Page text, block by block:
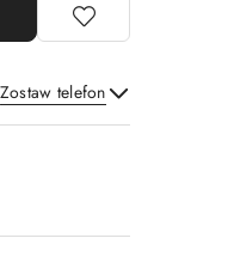
Zostaw telefon
Wyślij